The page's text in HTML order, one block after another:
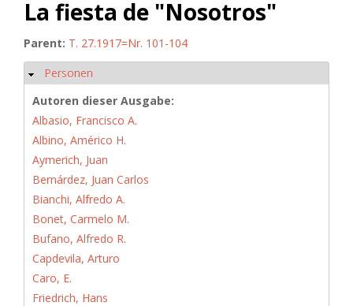
La fiesta de "Nosotros"
Parent: T. 27.1917=Nr. 101-104
Hide
Personen
Autoren dieser Ausgabe:
Albasio, Francisco A.
Albino, Américo H.
Aymerich, Juan
Bernárdez, Juan Carlos
Bianchi, Alfredo A.
Bonet, Carmelo M.
Bufano, Alfredo R.
Capdevila, Arturo
Caro, E.
Friedrich, Hans